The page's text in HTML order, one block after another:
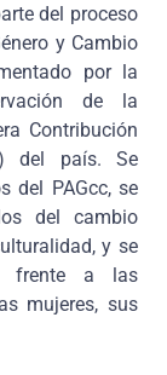
del proceso
y Cambio
por la
de la
Contribución
del país. Se
del PAGcc, se
del cambio
y se
frente a las
mujeres, sus